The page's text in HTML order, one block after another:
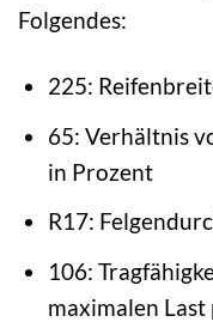
Folgendes:
225:
65: Verhältnis
in Prozent
R17:
106:
maximalen